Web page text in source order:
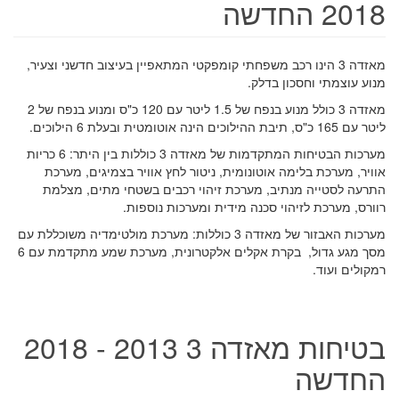
2018 החדשה
מאזדה 3 הינו רכב משפחתי קומפקטי המתאפיין בעיצוב חדשני וצעיר,
מנוע עוצמתי וחסכון בדלק.
מאזדה 3 כולל מנוע בנפח של 1.5 ליטר עם 120 כ"ס ומנוע בנפח של 2
ליטר עם 165 כ"ס, תיבת ההילוכים הינה אוטומטית ובעלת 6 הילוכים.
מערכות הבטיחות המתקדמות של מאזדה 3 כוללות בין היתר: 6 כריות
אוויר, מערכת בלימה אוטונומית, ניטור לחץ אוויר בצמיגים, מערכת
התרעה לסטייה מנתיב, מערכת זיהוי רכבים בשטחי מתים, מצלמת
רוורס, מערכת לזיהוי סכנה מידית ומערכות נוספות.
מערכות האבזור של מאזדה 3 כוללות: מערכת מולטימדיה משוכללת עם
מסך מגע גדול, בקרת אקלים אלקטרונית
, מערכת שמע מתקדמת עם 6
רמקולים ועוד.
בטיחות מאזדה 3 2013 - 2018
החדשה